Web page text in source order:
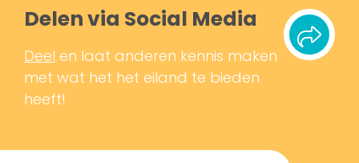
Delen via Social Media
Deel en laat anderen kennis maken
met wat het het eiland te bieden
heeft!